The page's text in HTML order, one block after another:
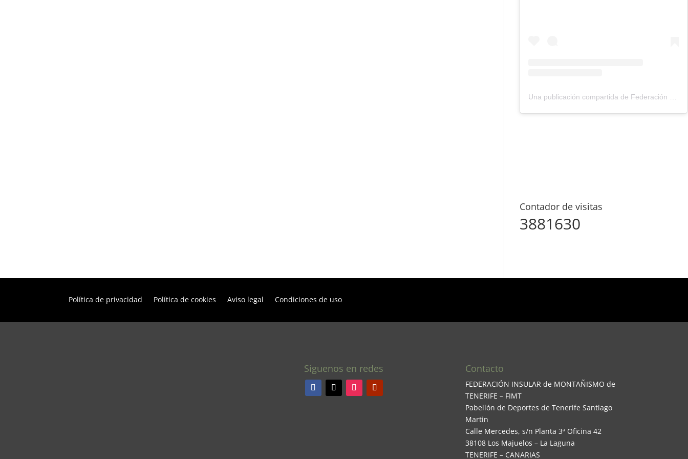
Contador de visitas
3881630
Política de privacidad Política de cookies Aviso legal Condiciones de uso
Síguenos en redes Contacto
FEDERACIÓN INSULAR de MONTAÑISMO de
TENERIFE – FIMT
Pabellón de Deportes de Tenerife Santiago
Martin
Calle Mercedes, s/n Planta 3ª Oficina 42
38108 Los Majuelos – La Laguna
TENERIFE – CANARIAS